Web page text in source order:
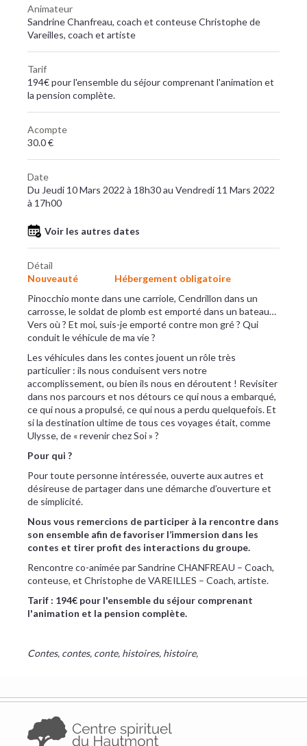
Animateur
Sandrine Chanfreau, coach et conteuse Christophe de
Vareilles, coach et artiste
Tarif
194€ pour l'ensemble du séjour comprenant l'animation et
la pension complète.
Acompte
30.0 €
Date
Du Jeudi 10 Mars 2022 à 18h30 au Vendredi 11 Mars 2022
à 17h00
Voir les autres dates
Détail
Nouveauté
Hébergement obligatoire
Pinocchio monte dans une carriole, Cendrillon dans un
carrosse, le soldat de plomb est emporté dans un bateau…
Vers où ? Et moi, suis-je emporté contre mon gré ? Qui
conduit le véhicule de ma vie ?
Les véhicules dans les contes jouent un rôle très
particulier : ils nous conduisent vers notre
accomplissement, ou bien ils nous en déroutent ! Revisiter
dans nos parcours et nos détours ce qui nous a embarqué,
ce qui nous a propulsé, ce qui nous a perdu quelquefois. Et
si la destination ultime de tous ces voyages était, comme
Ulysse, de « revenir chez Soi » ?
Pour qui ?
Pour toute personne intéressée, ouverte aux autres et
désireuse de partager dans une démarche d’ouverture et
de simplicité.
Nous vous remercions de participer à la rencontre dans
son ensemble afin de favoriser l’immersion dans les
contes et tirer profit des interactions du groupe.
Rencontre co-animée par Sandrine CHANFREAU – Coach,
conteuse, et Christophe de VAREILLES – Coach, artiste.
Tarif : 194€ pour l'ensemble du séjour comprenant
l'animation et la pension complète.
Contes, contes, conte, histoires, histoire,